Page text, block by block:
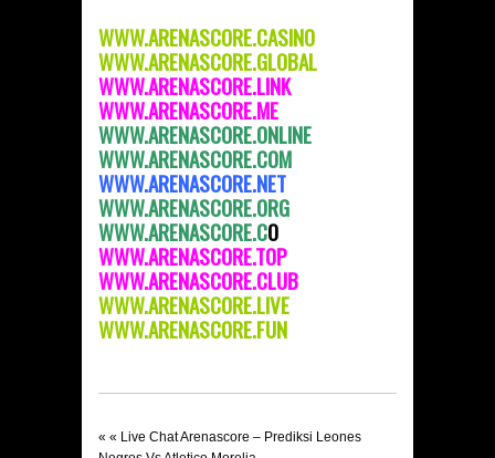
WWW.ARENASCORE.CASINO
WWW.ARENASCORE.GLOBAL
WWW.ARENASCORE.LINK
WWW.ARENASCORE.ME
WWW.ARENASCORE.ONLINE
WWW.ARENASCORE.COM
WWW.ARENASCORE.NET
WWW.ARENASCORE.ORG
WWW.ARENASCORE.CO
WWW.ARENASCORE.TOP
WWW.ARENASCORE.CLUB
WWW.ARENASCORE.LIVE
WWW.ARENASCORE.FUN
« « Live Chat Arenascore – Prediksi Leones